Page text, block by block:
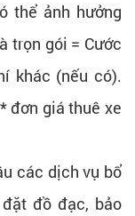
thể ảnh hưởng
trọn gói = Cước
khác (nếu có).
đơn giá thuê xe
các dịch vụ bổ
đồ đạc, bảo